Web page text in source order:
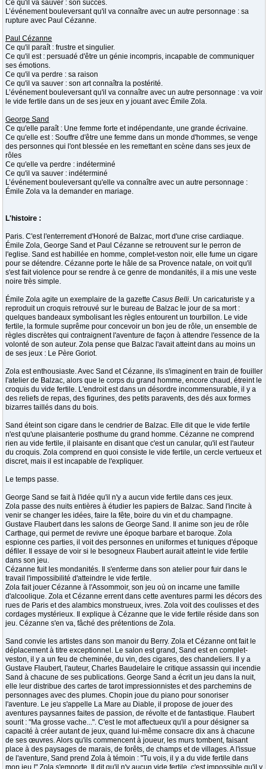
Ce qu'il va sauver : son succès.
L’événement bouleversant qu'il va connaître avec un autre personnage : sa
rupture avec Paul Cézanne.
Paul Cézanne
Ce qu'il paraît : frustre et singulier.
Ce qu'il est : persuadé d'être un génie incompris, incapable de communiquer
ses émotions.
Ce qu'il va perdre : sa raison
Ce qu'il va sauver : son art connaîtra la postérité.
L’événement bouleversant qu'il va connaître avec un autre personnage : va voir
le vide fertile dans un de ses jeux en y jouant avec Émile Zola.
George Sand
Ce qu'elle paraît : Une femme forte et indépendante, une grande écrivaine.
Ce qu'elle est : Souffre d'être une femme dans un monde d'hommes, se venge
des personnes qui l'ont blessée en les remettant en scène dans ses jeux de
rôles
Ce qu'elle va perdre : indéterminé
Ce qu'il va sauver : indéterminé
L’événement bouleversant qu'elle va connaître avec un autre personnage :
Émile Zola va la demander en mariage.
L'histoire :
Paris. C'est l'enterrement d'Honoré de Balzac, mort d'une crise cardiaque.
Émile Zola, George Sand et Paul Cézanne se retrouvent sur le perron de
l'eglise. Sand est habillée en homme, complet-veston noir, elle fume un cigare
pour se détendre. Cézanne porte le hâle de sa Provence natale, on voit qu'il
s'est fait violence pour se rendre à ce genre de mondanités, il a mis une veste
noire très simple.
Émile Zola agite un exemplaire de la gazette Casus Belli. Un caricaturiste y a
reproduit un croquis retrouvé sur le bureau de Balzac le jour de sa mort :
quelques bandeaux symbolisant les règles entourent un tourbillon. Le vide
fertile, la formule suprême pour concevoir un bon jeu de rôle, un ensemble de
règles discrètes qui contraignent l'aventure de façon à attendre l'essence de la
volonté de son auteur. Zola pense que Balzac l'avait atteint dans au moins un
de ses jeux : Le Père Goriot.
Zola est enthousiaste. Avec Sand et Cézanne, ils s'imaginent en train de fouiller
l'atelier de Balzac, alors que le corps du grand homme, encore chaud, étreint le
croquis du vide fertile. L'endroit est dans un désordre incommensurable, il y a
des reliefs de repas, des figurines, des petits paravents, des dés aux formes
bizarres taillés dans du bois.
Sand éteint son cigare dans le cendrier de Balzac. Elle dit que le vide fertile
n'est qu'une plaisanterie posthume du grand homme. Cézanne ne comprend
rien au vide fertile, il plaisante en disant que c'est un canular, qu'il est l'auteur
du croquis. Zola comprend en quoi consiste le vide fertile, un cercle vertueux et
discret, mais il est incapable de l'expliquer.
Le temps passe.
George Sand se fait à l'idée qu'il n'y a aucun vide fertile dans ces jeux.
Zola passe des nuits entières à étudier les papiers de Balzac. Sand l'incite à
venir se changer les idées, faire la fête, boire du vin et du champagne.
Gustave Flaubert dans les salons de George Sand. Il anime son jeu de rôle
Carthage, qui permet de revivre une époque barbare et baroque. Zola
espionne ces parties, il voit des personnes en uniformes et tuniques d'époque
défiler. Il essaye de voir si le besogneux Flaubert aurait atteint le vide fertile
dans son jeu.
Cézanne fuit les mondanités. Il s'enferme dans son atelier pour fuir dans le
travail l'impossibilité d'atteindre le vide fertile.
Zola fait jouer Cézanne à l'Assommoir, son jeu où on incarne une famille
d'alcoolique. Zola et Cézanne errent dans cette aventures parmi les décors des
rues de Paris et des alambics monstrueux, ivres. Zola voit des coulisses et des
cordages mystérieux. Il explique à Cézanne que le vide fertile réside dans son
jeu. Cézanne s'en va, fâché des prétentions de Zola.
Sand convie les artistes dans son manoir du Berry. Zola et Cézanne ont fait le
déplacement à titre exceptionnel. Le salon est grand, Sand est en complet-
veston, il y a un feu de cheminée, du vin, des cigares, des chandeliers. Il y a
Gustave Flaubert, l'auteur, Charles Baudelaire le critique assassin qui incendie
Sand à chacune de ses publications. George Sand a écrit un jeu dans la nuit,
elle leur distribue des cartes de tarot impressionnistes et des parchemins de
personnages avec des plumes. Chopin joue du piano pour sonoriser
l'aventure. Le jeu s'appelle La Mare au Diable, il propose de jouer des
aventures paysannes faites de passion, de révolte et de fantastique. Flaubert
sourit : "Ma grosse vache...". C'est le mot affectueux qu'il a pour désigner sa
capacité à créer autant de jeux, quand lui-même consacre dix ans à chacune
de ses œuvres. Alors qu'ils commencent à joueur, les murs tombent, faisant
place à des paysages de marais, de forêts, de champs et de villages. A l'issue
de l'aventure, Sand prend Zola à témoin : "Tu vois, il y a du vide fertile dans
mon jeu !" Zola s'emporte. Il dit qu'il n'y aucun vide fertile, c'est impossible qu'il y